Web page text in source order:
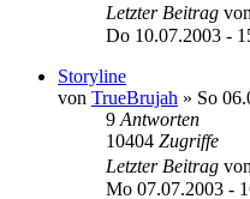
Letzter Beitrag von
Do 10.07.2003 -
Storyline
von TrueBrujah » So
9 Antworten
10404 Zugriffe
Letzter Beitrag von
Mo 07.07.2003 -